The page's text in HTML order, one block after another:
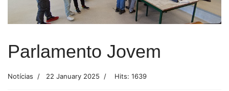
Parlamento Jovem
Notícias 22 January 2025 Hits: 1639